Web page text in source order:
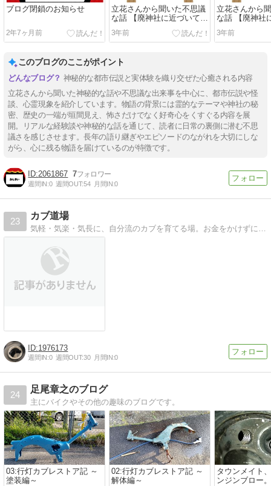
ブログ閉鎖のお知らせ
2年7ヶ月前
立花さんから聞いた不思議
な話 【廃神社に近づいては
いけない⑤】
3年前
立花さんから
な話 【廃神社
いけない④】
3年前
このブログのここがポイント
神秘的な都市伝説と実体験を織り交ぜた心癒される内容
立花さんから聞いた神秘的な話や不思議な出来事を中心に、都市伝説や怪
談、心霊現象を紹介しています。物語の背景には霊的なテーマや神社の秘
密、歴史の一端が垣間見え、怖さだけでなく好奇心をくすぐる内容を展
開。リアルな経験談や神秘的な話を通じて、読者に日常の裏側に潜む不思
議さを感じさせます。長年の語り継ぎやエピソードのながれを大切にしな
がら、心に残る物語を届けているのが特徴です。
2061867 7
週間IN:0 週間OUT:54 月間IN:0
23
カブ道場
気軽・気楽・気長に、自分流のカブを育てる場。お金をかけずに、手間 暇 愛情で、ノーマル感を損なわず、通勤、ツーリングなど、日常に使えるカブ仲間の情報交換の広場。
1976173
週間IN:0 週間OUT:30 月間IN:0
24
足尾章之のブログ
主にバイクやその他の趣味のブログです。
03:行灯カブレストア記 ～
塗装編～
02:行灯カブレストア記 ～
解体編～
タウンメイト
ンジンブロー。